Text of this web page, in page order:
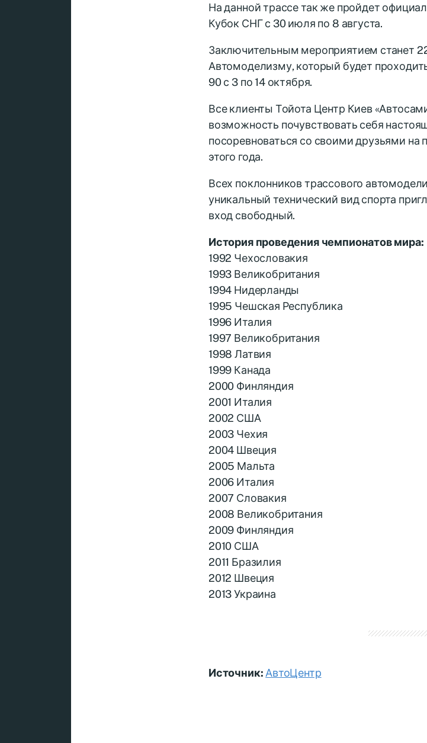
На данной трассе так же пройдет
Кубок СНГ с 30 июля по 8 августа.
Заключительным мероприятием станет
Автомоделизму, который будет
90 с 3 по 14 октября.
Все клиенты Тойота Центр Киев
возможность почувствовать себя
посоревноваться со своими друзьями
этого года.
Всех поклонников трассового
уникальный технический вид спорта
вход свободный.
История проведения чемпионатов мира:
1992 Чехословакия
1993 Великобритания
1994 Нидерланды
1995 Чешская Республика
1996 Италия
1997 Великобритания
1998 Латвия
1999 Канада
2000 Финляндия
2001 Италия
2002 США
2003 Чехия
2004 Швеция
2005 Мальта
2006 Италия
2007 Словакия
2008 Великобритания
2009 Финляндия
2010 США
2011 Бразилия
2012 Швеция
2013 Украина
Источник: АвтоЦентр